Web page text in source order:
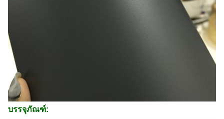
บรรจุภัณฑ์: